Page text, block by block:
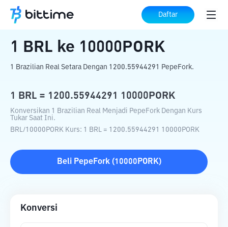
Daftar
Beranda Konverter Kripto ke 10000PORK
1 BRL ke 10000PORK
1 Brazilian Real Setara Dengan 1200.55944291 PepeFork.
1 BRL = 1200.55944291 10000PORK
Konversikan 1 Brazilian Real Menjadi PepeFork Dengan Kurs
Tukar Saat Ini.
BRL/10000PORK Kurs: 1 BRL = 1200.55944291 10000PORK
Beli PepeFork(10000PORK)
Konversi